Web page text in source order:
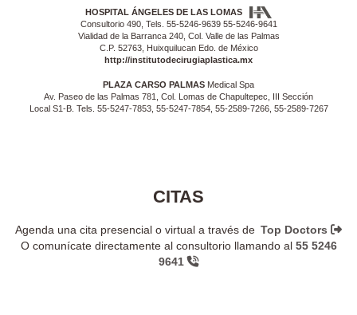
HOSPITAL ÁNGELES DE LAS LOMAS
Consultorio 490, Tels. 55-5246-9639 55-5246-9641
Vialidad de la Barranca 240, Col. Valle de las Palmas
C.P. 52763, Huixquilucan Edo. de México
http://institutodecirugiaplastica.mx
PLAZA CARSO PALMAS Medical Spa
Av. Paseo de las Palmas 781, Col. Lomas de Chapultepec, III Sección
Local S1-B. Tels. 55-5247-7853, 55-5247-7854, 55-2589-7266, 55-2589-7267
CITAS
Agenda una cita presencial o virtual a través de Top Doctors
O comunícate directamente al consultorio llamando al 55 5246
9641